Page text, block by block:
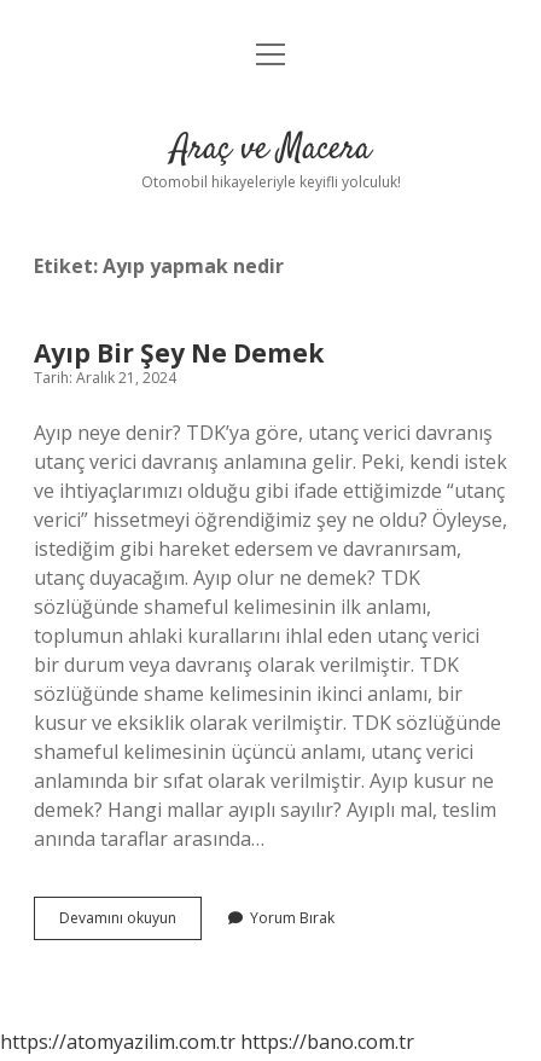
Anasayfa
Yasal Uyarı
menüyü
Araç ve Macera
Otomobil hikayeleriyle keyifli yolculuk!
Etiket:Ayıp yapmak nedir
Ayıp Bir Şey Ne Demek
Tarih: Aralık 21, 2024
Ayıp neye denir? TDK’ya göre, utanç verici davranış
utanç verici davranış anlamına gelir. Peki, kendi istek
ve ihtiyaçlarımızı olduğu gibi ifade ettiğimizde “utanç
verici” hissetmeyi öğrendiğimiz şey ne oldu? Öyleyse,
istediğim gibi hareket edersem ve davranırsam,
utanç duyacağım. Ayıp olur ne demek? TDK
sözlüğünde shameful kelimesinin ilk anlamı,
toplumun ahlaki kurallarını ihlal eden utanç verici
bir durum veya davranış olarak verilmiştir. TDK
sözlüğünde shame kelimesinin ikinci anlamı, bir
kusur ve eksiklik olarak verilmiştir. TDK sözlüğünde
shameful kelimesinin üçüncü anlamı, utanç verici
anlamında bir sıfat olarak verilmiştir. Ayıp kusur ne
demek? Hangi mallar ayıplı sayılır? Ayıplı mal, teslim
anında taraflar arasında…
Devamını okuyun
Bir
Yorum Bırak
https://atomyazilim.com.tr https://bano.com.tr